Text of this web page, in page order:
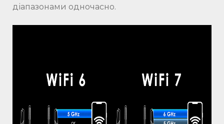
діапазонами одночасно.